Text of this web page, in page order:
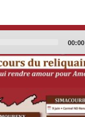
Total
00:00